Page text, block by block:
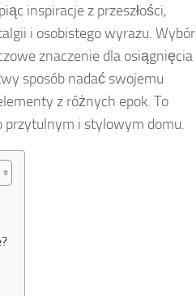
inspiracje z przeszłości,
i osobistego wyrazu. Wybór
znaczenie dla osiągnięcia
sposób nadać swojemu
z różnych epok. To
przytulnym i stylowym domu.